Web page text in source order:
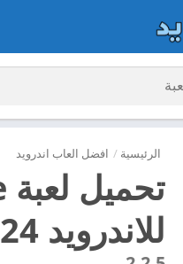
الرئيسية / افضل العاب اندرويد
للاندرويد 2024